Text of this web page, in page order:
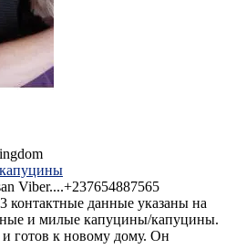
Viber....+237654887565
контактные данные указаны на
и милые капуцины/капуцины.
готов к новому дому. Он